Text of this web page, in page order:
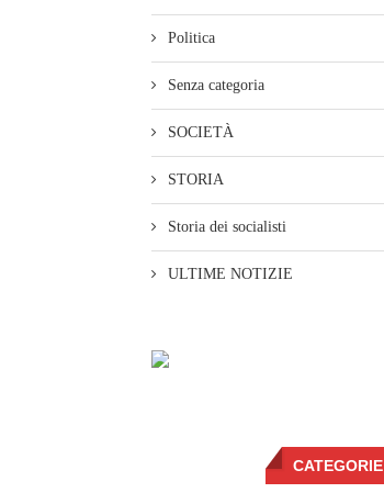
Politica
Senza categoria
SOCIETÀ
STORIA
Storia dei socialisti
ULTIME NOTIZIE
CATEGORIE